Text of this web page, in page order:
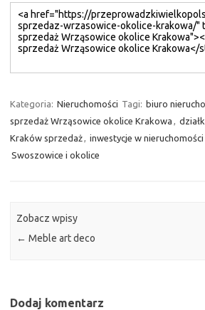
Kategoria: Nieruchomości Tagi: biuro
sprzedaż Wrząsowice okolice Krakowa ,
Kraków sprzedaż, inwestycje w
Swoszowice i okolice
Zobacz wpisy
← Meble art deco
Dodaj komentarz